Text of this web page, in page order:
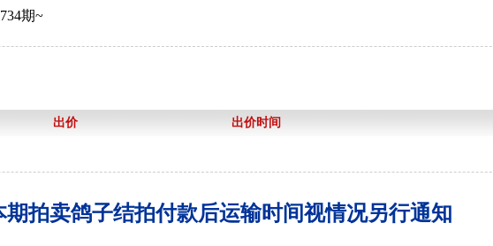
期~
出价 出价时间
期拍卖鸽子结拍付款后运输时间视情况另行通知